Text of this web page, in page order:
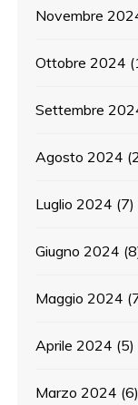
Novembre
Ottobre 2024
Settembre
Agosto 2024
Luglio 2024 (7)
Giugno 2024
Maggio 2024
Aprile 2024 (5)
Marzo 2024 (6)